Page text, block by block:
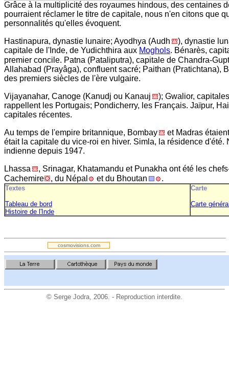
Grâce à la multiplicité des royaumes hindous, des centaines
pourraient réclamer le titre de capitale, nous n'en citons que
personnalités qu'elles évoquent.
Hastinapura, dynastie lunaire; Ayodhya (Audh
), dynastie
capitale de l'Inde, de Yudichthira aux Moghols. Bénarès,
premier concile. Patna (Pataliputra), capitale de Chandra-
Allahabad (Prayâga), confluent sacré; Paithan (Pratichtana),
des premiers siècles de l'ère vulgaire.
Vijayanahar, Canoge (Kanudj ou Kanauj
); Gwalior,
rappellent les Portugais; Pondicherry, les Français. Jaïpur,
capitales récentes.
Au temps de l'empire britannique, Bombay
et Madras
était la capitale du vice-roi en hiver. Simla, la résidence
indienne depuis 1947.
Lhassa
, Srinagar, Khatamandu et Punakha ont été les
Cachemire
, du Népal et du Bhoutan .
Textes
Tableau de bord
Histoire de l'Inde
Carte
Carte
.
cosmovisions.com
© Serge Jodra, 2006. - Reproduction interdite.